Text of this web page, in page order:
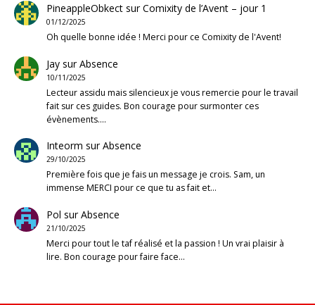
PineappleObkectsurComixity de l’Avent – jour 1
01/12/2025
Oh quelle bonne idée ! Merci pour ce Comixity de l'Avent!
JaysurAbsence
10/11/2025
Lecteur assidu mais silencieux je vous remercie pour le travail
fait sur ces guides. Bon courage pour surmonter ces
évènements.…
Inteorm surAbsence
29/10/2025
Première fois que je fais un message je crois. Sam, un
immense MERCI pour ce que tu as fait et…
Pol surAbsence
21/10/2025
Merci pour tout le taf réalisé et la passion ! Un vrai plaisir à
lire. Bon courage pour faire face…